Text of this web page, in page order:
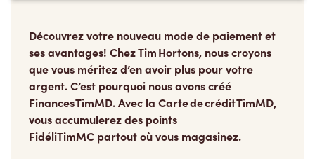
Découvrez votre nouveau mode de paiement et
ses avantages! Chez Tim Hortons, nous croyons
que vous méritez d’en avoir plus pour votre
argent. C’est pourquoi nous avons créé
Finances TimMD. Avec la Carte de crédit TimMD,
vous accumulerez des points
FidéliTimMC partout où vous magasinez.